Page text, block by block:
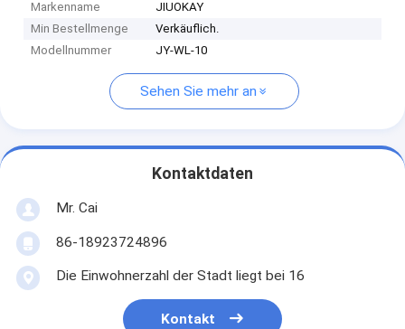
Markenname
JIUOKAY
Min Bestellmenge
Verkäuflich.
Modellnummer
JY-WL-10
Sehen Sie mehr an
Kontaktdaten
Mr. Cai
86-18923724896
Die Einwohnerzahl der Stadt liegt bei 16
Kontakt